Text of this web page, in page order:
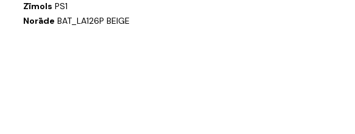
Zīmols PS1
Norāde BAT_LA126P BEIGE